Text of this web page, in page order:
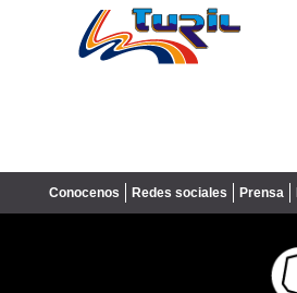
Conocenos Redes sociales Prensa